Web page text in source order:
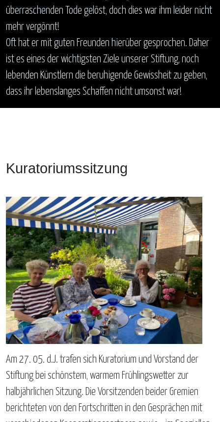
überraschenden Tode gelöst, doch dies war ihm leider nicht
mehr vergönnt!
Oft hat er mit guten Freunden hierüber gesprochen. Daher
ist es eines der wichtigsten Ziele unserer Stiftung, noch
lebenden Künstlern die beruhigende Gewissheit zu geben,
dass ihr lebenslanges Schaffen nicht umsonst war!
Kuratoriumssitzung
Am 27. 05. d.J. trafen sich Kuratorium und Vorstand der
Stiftung bei schönstem, warmem Frühlingswetter zur
halbjährlichen Sitzung. Die Vorsitzenden beider Gremien
berichteten von den Fortschritten in den Gesprächen mit